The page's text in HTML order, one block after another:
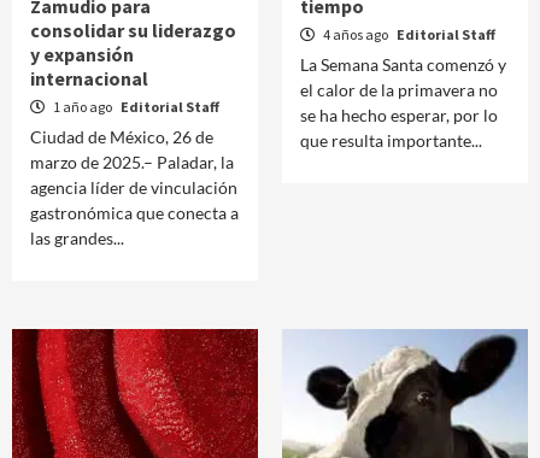
Zamudio para
consolidar su liderazgo
y expansión
internacional
1 año ago Editorial Staff
Ciudad de México, 26 de
marzo de 2025.– Paladar, la
agencia líder de vinculación
gastronómica que conecta a
las grandes...
tiempo
4 años ago Editorial Staff
La Semana Santa comenzó y
el calor de la primavera no
se ha hecho esperar, por lo
que resulta importante...